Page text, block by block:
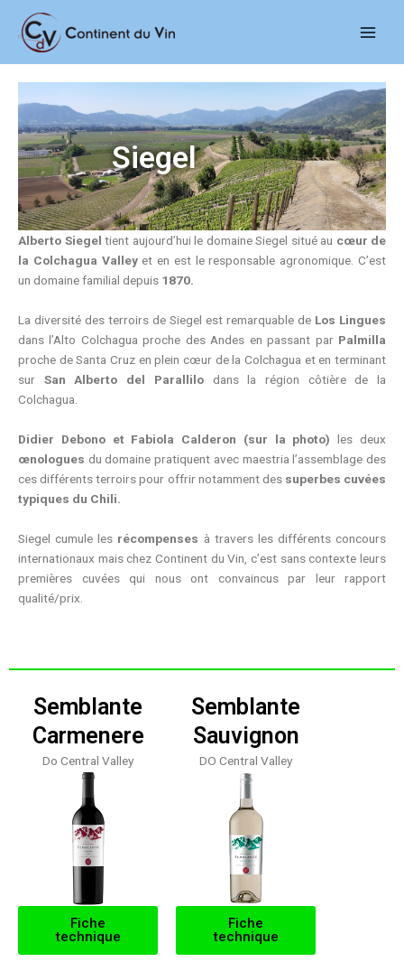
contenu
Siegel
Alberto Siegel tient aujourd’hui le domaine Siegel situé au cœur de
la Colchagua Valleyet en est le responsable agronomique. C’est
un domaine familial depuis 1870.
La diversité des terroirs de Siegel est remarquable de Los Lingues
dans l’Alto Colchagua proche des Andes en passant par Palmilla
proche de Santa Cruz en plein cœur de la Colchagua et en terminant
sur San Alberto del Parallilodans la région côtière de la
Colchagua.
Didier Debono et Fabiola Calderon (sur la photo) les deux
œnologues du domaine pratiquent avec maestria l’assemblage des
ces différents terroirs pour offrir notamment des superbes cuvées
typiques du Chili.
Siegel cumule les récompenses à travers les différents concours
internationaux mais chez Continent du Vin, c’est sans contexte leurs
premières cuvées qui nous ont convaincus par leur rapport
qualité/prix.
Semblante
Carmenere
Do Central Valley
Fiche
technique
Semblante
Sauvignon
DO Central Valley
Fiche
technique